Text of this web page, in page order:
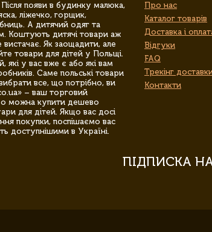
появи в будинку малюка,
ліжечко, горщик,
А дитячий одяг та
Коштують дитячі товари аж
Як заощадити, але
товари для дітей у Польщі.
у вас вже є або які вам
Саме польські товари
все, що потрібно, ви
– ваш торговий
можна купити дешево
для дітей. Якщо вас досі
покупки, поспішаємо вас
доступнішими в Україні.
Про нас
Каталог товарів
Доставка і
Відгуки
FAQ
Трекінг
Контакти
ПІДПИСКА